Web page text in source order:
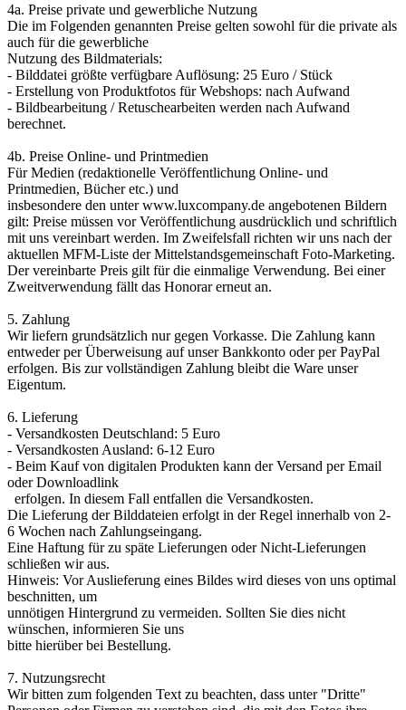
4a. Preise private und gewerbliche Nutzung
Die im Folgenden genannten Preise gelten sowohl für die private als
auch für die gewerbliche
Nutzung des Bildmaterials:
- Bilddatei größte verfügbare Auflösung: 25 Euro / Stück
- Erstellung von Produktfotos für Webshops: nach Aufwand
- Bildbearbeitung / Retuschearbeiten werden nach Aufwand
berechnet.
4b. Preise Online- und Printmedien
Für Medien (redaktionelle Veröffentlichung Online- und
Printmedien, Bücher etc.) und
insbesondere den unter www.luxcompany.de angebotenen Bildern
gilt: Preise müssen vor Veröffentlichung ausdrücklich und schriftlich
mit uns vereinbart werden. Im Zweifelsfall richten wir uns nach der
aktuellen MFM-Liste der Mittelstandsgemeinschaft Foto-Marketing.
Der vereinbarte Preis gilt für die einmalige Verwendung. Bei einer
Zweitverwendung fällt das Honorar erneut an.
5. Zahlung
Wir liefern grundsätzlich nur gegen Vorkasse. Die Zahlung kann
entweder per Überweisung auf unser Bankkonto oder per PayPal
erfolgen. Bis zur vollständigen Zahlung bleibt die Ware unser
Eigentum.
6. Lieferung
- Versandkosten Deutschland: 5 Euro
- Versandkosten Ausland: 6-12 Euro
- Beim Kauf von digitalen Produkten kann der Versand per Email
oder Downloadlink
erfolgen. In diesem Fall entfallen die Versandkosten.
Die Lieferung der Bilddateien erfolgt in der Regel innerhalb von 2-
6 Wochen nach Zahlungseingang.
Eine Haftung für zu späte Lieferungen oder Nicht-Lieferungen
schließen wir aus.
Hinweis: Vor Auslieferung eines Bildes wird dieses von uns optimal
beschnitten, um
unnötigen Hintergrund zu vermeiden. Sollten Sie dies nicht
wünschen, informieren Sie uns
bitte hierüber bei Bestellung.
7. Nutzungsrecht
Wir bitten zum folgenden Text zu beachten, dass unter "Dritte"